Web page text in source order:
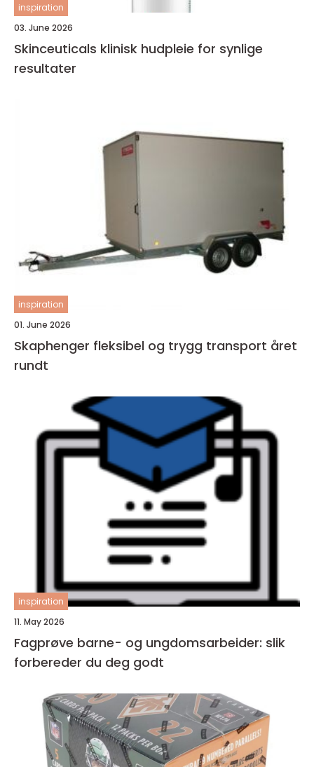
inspiration
03. June 2026
Skinceuticals klinisk hudpleie for synlige
resultater
inspiration
01. June 2026
Skaphenger fleksibel og trygg transport året
rundt
inspiration
11. May 2026
Fagprøve barne- og ungdomsarbeider: slik
forbereder du deg godt